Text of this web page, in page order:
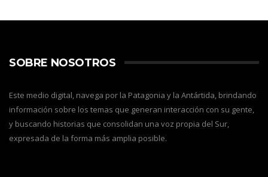
SOBRE NOSOTROS
Este medio digital, navega por la Patagonia y la Antártida, brindando
información sobre los temas que generan interacción con su gente,
y buscando historias que consolidan una voz propia del Sur,
expresada de la forma más amplia posible.